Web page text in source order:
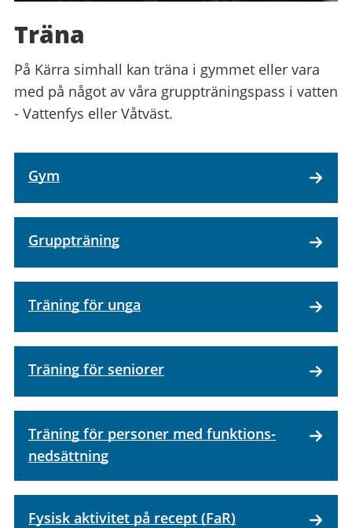
Träna
På Kärra simhall kan träna i gymmet eller vara
med på något av våra gruppträningspass i vatten
- Vattenfys eller Våtväst.
Gym
Gruppträning
Träning för unga
Träning för seniorer
Träning för personer med funktions­
nedsättning
Fysisk aktivitet på recept (FaR)